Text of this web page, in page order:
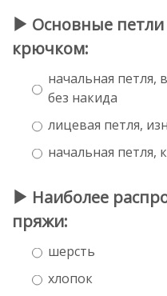
Основные
крючком:
начальная петля,
без накида
лицевая петля,
начальная петля,
Наиболее
пряжи:
шерсть
хлопок